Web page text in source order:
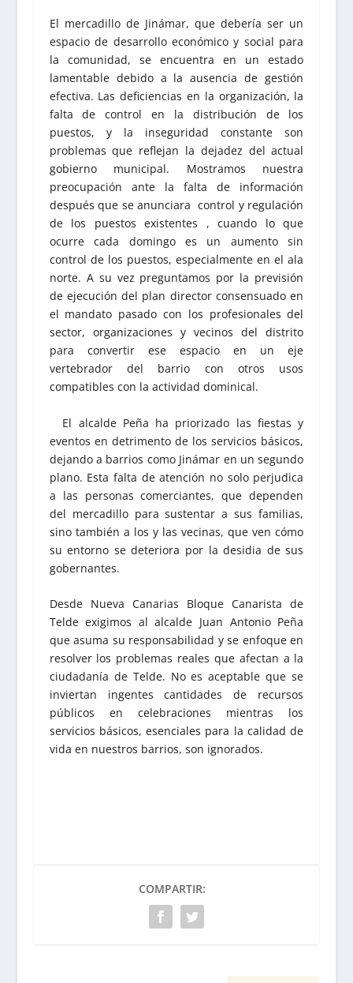
El mercadillo de Jinámar, que debería ser un
espacio de desarrollo económico y social para
la comunidad, se encuentra en un estado
lamentable debido a la ausencia de gestión
efectiva. Las deficiencias en la organización, la
falta de control en la distribución de los
puestos, y la inseguridad constante son
problemas que reflejan la dejadez del actual
gobierno municipal. Mostramos nuestra
preocupación ante la falta de información
después que se anunciara control y regulación
de los puestos existentes , cuando lo que
ocurre cada domingo es un aumento sin
control de los puestos, especialmente en el ala
norte. A su vez preguntamos por la previsión
de ejecución del plan director consensuado en
el mandato pasado con los profesionales del
sector, organizaciones y vecinos del distrito
para convertir ese espacio en un eje
vertebrador del barrio con otros usos
compatibles con la actividad dominical.
El alcalde Peña ha priorizado las fiestas y
eventos en detrimento de los servicios básicos,
dejando a barrios como Jinámar en un segundo
plano. Esta falta de atención no solo perjudica
a las personas comerciantes, que dependen
del mercadillo para sustentar a sus familias,
sino también a los y las vecinas, que ven cómo
su entorno se deteriora por la desidia de sus
gobernantes.
Desde Nueva Canarias Bloque Canarista de
Telde exigimos al alcalde Juan Antonio Peña
que asuma su responsabilidad y se enfoque en
resolver los problemas reales que afectan a la
ciudadanía de Telde. No es aceptable que se
inviertan ingentes cantidades de recursos
públicos en celebraciones mientras los
servicios básicos, esenciales para la calidad de
vida en nuestros barrios, son ignorados.
COMPARTIR: